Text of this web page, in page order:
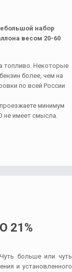
набор
весом 20-60
топливо. Некоторые
более, чем на
по всей России
минимум
не имеет смысла.
21%
больше или чуть
и установленного